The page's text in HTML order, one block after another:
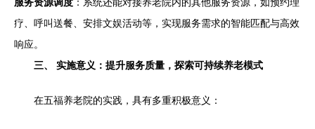
疗、呼叫送餐、安排文娱活动等，实现服务需求的智能匹配与高效
响应。
三、 实施意义：提升服务质量，探索可持续养老模式
在五福养老院的实践，具有多重积极意义：